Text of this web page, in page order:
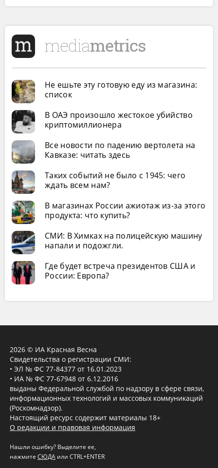
Не ешьте эту готовую еду из магазина:
список
В ОАЭ произошло жестокое убийство
криптомиллионера
Все новости по падению вертолета на
Кавказе: читать здесь
Таких событий не было с 1945: чего
ждать всем нам?
В магазинах России ажиотаж из-за этого
продукта: что купить?
СМИ: В Химках на полицейскую машину
напали и подожгли.
Где будет встреча президентов США и
России: Европа?
2026 © ИА Красная Весна
Свидетельства о регистрации СМИ:
• ЭЛ № ФС 77-84377 от 16.01.2023
• ИА № ФС 77-67948 от 6.12.2016
выданы Федеральной службой по надзору в сфере связи,
информационных технологий и массовых коммуникаций
(Роскомнадзор).
Настоящий ресурс содержит материалы 18+
О редакции и правовая информация
Нашли ошибку? Выделите ее,
нажмите СЮДА или CTRL+ENTER